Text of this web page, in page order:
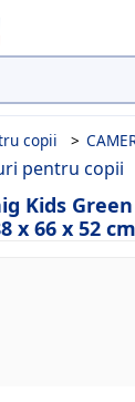
copii
pentru copii
Kids
x 66 x 52 cm